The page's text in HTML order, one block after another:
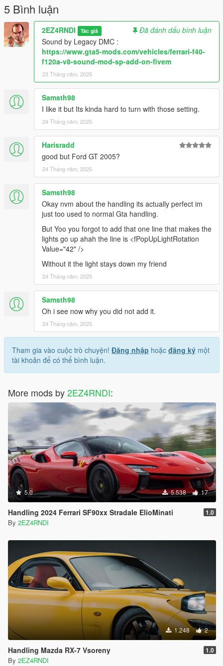
5 Bình luận
2EZ4RNDI Tác giả
Đã đánh dấu bình luận
Sound by Legacy DMC :
https://www.gta5-mods.com/vehicles/ferrari-f40-
f120a-v8-sound-mod-sp-add-on-fivem
23 Tháng năm, 2025
Samsth98
I like it but Its kinda hard to turn with those setting.
24 Tháng năm, 2025
Harisradd
good but Ford GT 2005?
24 Tháng năm, 2025
Samsth98
Okay nvm about the handling its actually perfect im
just too used to normal Gta handling.
But Yoo you forgot to add that one line that makes the
lights go up ahah the line is <fPopUpLightRotation
Value="42" />
Without it the light stays down my friend
24 Tháng năm, 2025
Samsth98
Oh i see now why you did not add it.
24 Tháng năm, 2025
Tham gia vào cuộc trò chuyện! Đăng nhập hoặc đăng ký một
tài khoản để có thể bình luận.
More mods by2EZ4RNDI:
5.0 5.538 17
Handling 2024 Ferrari SF90xx Stradale ElioMinati 1.0
By 2EZ4RNDI
1.248 2
Handling Mazda RX-7 Vsoreny 1.0
By 2EZ4RNDI